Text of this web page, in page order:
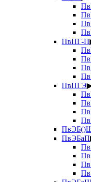
ПвПГ-П
ПвПГЭ
ПвЭБаП